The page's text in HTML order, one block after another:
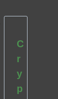
C
r
y
p